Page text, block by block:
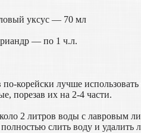
уксус — 70 мл
— по 1 ч.л.
корейски лучше
порезав их на 2-4 части.
2 литров воды с лавровым
слить воду и удалить